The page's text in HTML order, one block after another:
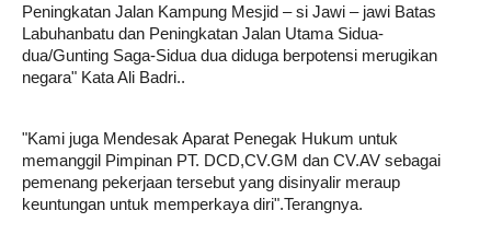
Peningkatan Jalan Kampung Mesjid – si Jawi – jawi Batas
Labuhanbatu dan Peningkatan Jalan Utama Sidua-
dua/Gunting Saga-Sidua dua diduga berpotensi merugikan
negara" Kata Ali Badri..
"Kami juga Mendesak Aparat Penegak Hukum untuk
memanggil Pimpinan PT. DCD,CV.GM dan CV.AV sebagai
pemenang pekerjaan tersebut yang disinyalir meraup
keuntungan untuk memperkaya diri".Terangnya.